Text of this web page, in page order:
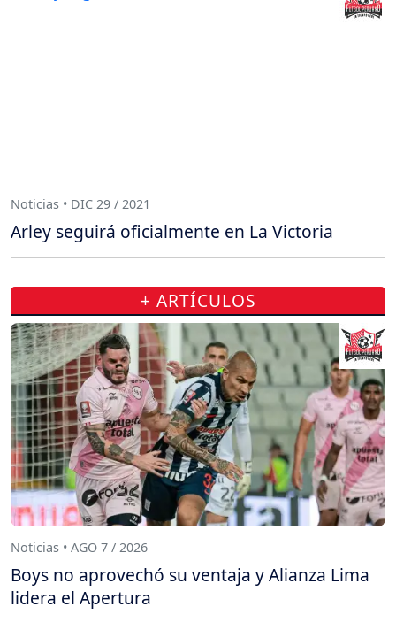
Noticias • DIC 29 / 2021
Arley seguirá oficialmente en La Victoria
+ ARTÍCULOS
Noticias • AGO 7 / 2026
Boys no aprovechó su ventaja y Alianza Lima
lidera el Apertura